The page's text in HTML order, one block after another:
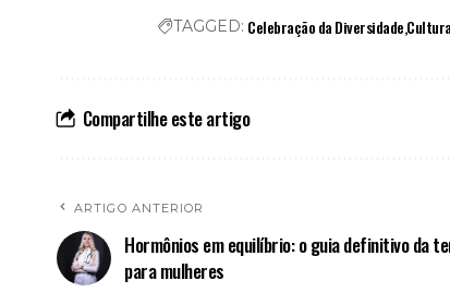
TAGGED: Celebração da Diversidade
Compartilhe este artigo
ARTIGO ANTERIOR
Hormônios em equilíbrio: o guia definitivo da
para mulheres